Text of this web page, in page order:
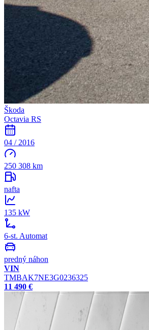
Škoda
Octavia RS
04 / 2016
250 308 km
nafta
135 kW
6-st. Automat
predný náhon
VIN
TMBAK7NE3G0236325
11 490 €